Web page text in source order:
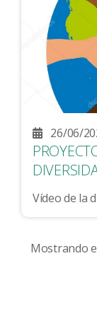
26/06/
Mostrando